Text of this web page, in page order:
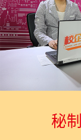
秘